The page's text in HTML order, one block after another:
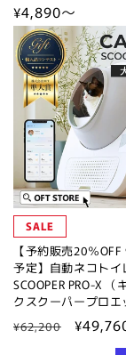
通
常
価
格
¥4,890～
SALE
【予約販売20％
予定】自動ネコトイ
SCOOPER PRO-X （
クスクーパープロエ
通
¥62,200
セ